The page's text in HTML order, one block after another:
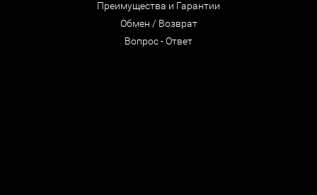
Преимущества и Гарантии
Обмен / Возврат
Вопрос - Ответ